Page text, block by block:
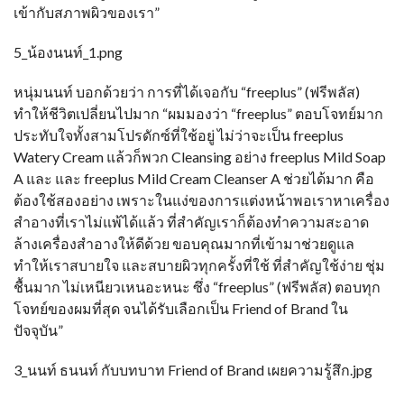
เข้ากับสภาพผิวของเรา”
5_น้องนนท์_1.png
หนุ่มนนท์ บอกด้วยว่า การที่ได้เจอกับ “freeplus” (ฟรีพลัส)
ทำให้ชีวิตเปลี่ยนไปมาก “ผมมองว่า “freeplus” ตอบโจทย์มาก
ประทับใจทั้งสามโปรดักซ์ที่ใช้อยู่ ไม่ว่าจะเป็น freeplus
Watery Cream แล้วก็พวก Cleansing อย่าง freeplus Mild Soap
A และ และ freeplus Mild Cream Cleanser A ช่วยได้มาก คือ
ต้องใช้สองอย่าง เพราะในแง่ของการแต่งหน้าพอเราหาเครื่อง
สำอางที่เราไม่แพ้ได้แล้ว ที่สำคัญเราก็ต้องทำความสะอาด
ล้างเครื่องสำอางให้ดีด้วย ขอบคุณมากที่เข้ามาช่วยดูแล
ทำให้เราสบายใจ และสบายผิวทุกครั้งที่ใช้ ที่สำคัญใช้ง่าย ชุ่ม
ชื้นมาก ไม่เหนียวเหนอะหนะ ซึ่ง “freeplus” (ฟรีพลัส) ตอบทุก
โจทย์ของผมที่สุด จนได้รับเลือกเป็น Friend of Brand ใน
ปัจจุบัน”
3_นนท์ ธนนท์ กับบทบาท Friend of Brand เผยความรู้สึก.jpg